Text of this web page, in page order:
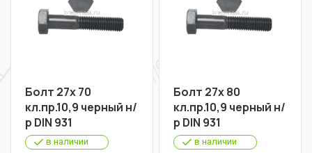
Болт 27х 70
кл.пр.10,9 черный н/
р DIN 931
в наличии
Болт 27х 80
кл.пр.10,9 черный н/
р DIN 931
в наличии